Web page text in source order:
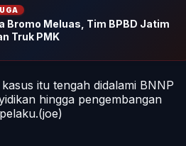
Bromo Meluas, Tim BPBD Jatim
Truk PMK
itu tengah didalami BNNP
hingga pengembangan